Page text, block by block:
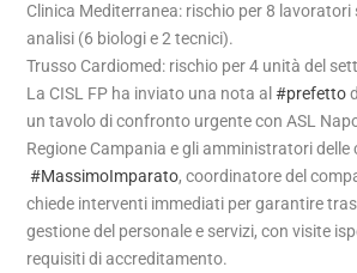
Clinica Mediterranea: rischio per 8
analisi (6 biologi e 2 tecnici).
Trusso Cardiomed: rischio per 4 unità del
La CISL FP ha inviato una nota al#prefetto
un tavolo di confronto urgente con ASL
Regione Campania e gli amministratori delle
#MassimoImparato, coordinatore del
chiede interventi immediati per garantire
gestione del personale e servizi, con visite
requisiti di accreditamento.